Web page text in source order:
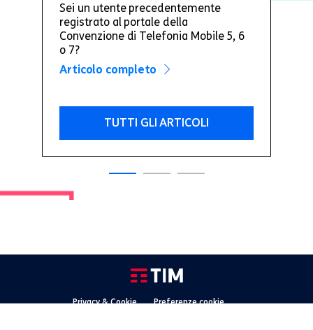
Sei un utente precedentemente
registrato al portale della
Convenzione di Telefonia Mobile 5, 6
o 7?
Articolo completo
TUTTI GLI ARTICOLI
Privacy & Cookie
Preferenze cookie